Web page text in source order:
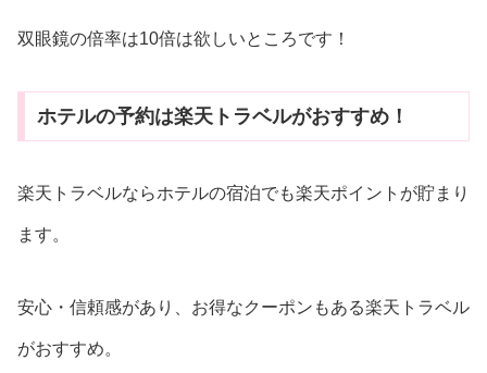
双眼鏡の倍率は10倍は欲しいところです！
ホテルの予約は楽天トラベルがおすすめ！
楽天トラベルならホテルの宿泊でも楽天ポイントが貯まり
ます。
安心・信頼感があり、お得なクーポンもある楽天トラベル
がおすすめ。